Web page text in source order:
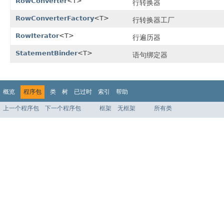
行转换器
RowConverterFactory<T> 行转换器工厂
RowIterator<T> 行遍历器
StatementBinder<T> 语句绑定器
概览 程序包 类 树 已过时 索引 帮助
上一个程序包 下一个程序包 框架 无框架 所有类